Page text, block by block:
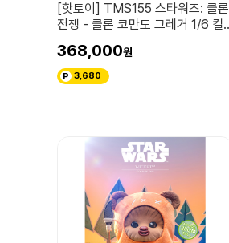
[핫토이] TMS155 스타워즈: 클론
전쟁 - 클론 코만도 그레거 1/6 컬
368,000
3,680